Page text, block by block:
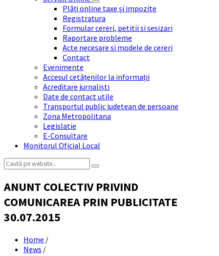
Plăți online taxe și impozite
Registratura
Formular cereri, petitii si sesizari
Raportare probleme
Acte necesare si modele de cereri
Contact
Evenimente
Accesul cetățenilor la informații
Acreditare jurnaliști
Date de contact utile
Transportul public judetean de persoane
Zona Metropolitana
Legislatie
E-Consultare
Monitorul Oficial Local
Search:
ANUNT COLECTIV PRIVIND
COMUNICAREA PRIN PUBLICITATE
30.07.2015
Home /
News /